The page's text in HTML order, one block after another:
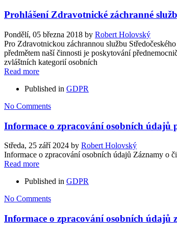
Prohlášení Zdravotnické záchranné
Pondělí, 05 března 2018 by Robert Holovský
Pro Zdravotnickou záchrannou službu
předmětem naší činnosti je poskytování
zvláštních kategorií osobních
Read more
Published in GDPR
No Comments
Informace o zpracování osobních údajů
Středa, 25 září 2024 by Robert Holovský
Informace o zpracování osobních údajů Záznamy o
Read more
Published in GDPR
No Comments
Informace o zpracování osobních údajů